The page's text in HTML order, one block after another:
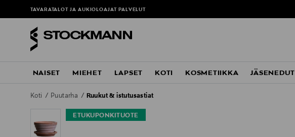
TAVARATALOT JA AUKIOLOAJAT PALVELUT
NAISET MIEHET LAPSET KOTI KOSMETIIKKA JÄSENEDUT
Koti Puutarha Ruukut & istutusastiat
ETUKUPONKITUOTE